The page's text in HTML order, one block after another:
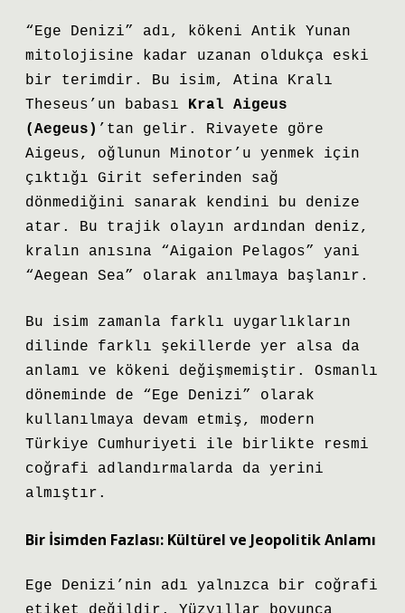
“Ege Denizi” adı, kökeni Antik Yunan
mitolojisine kadar uzanan oldukça eski
bir terimdir. Bu isim, Atina Kralı
Theseus’un babası Kral Aigeus
(Aegeus) ’tan gelir. Rivayete göre
Aigeus, oğlunun Minotor’u yenmek için
çıktığı Girit seferinden sağ
dönmediğini sanarak kendini bu denize
atar. Bu trajik olayın ardından deniz,
kralın anısına “Aigaion Pelagos” yani
“Aegean Sea” olarak anılmaya başlanır.
Bu isim zamanla farklı uygarlıkların
dilinde farklı şekillerde yer alsa da
anlamı ve kökeni değişmemiştir. Osmanlı
döneminde de “Ege Denizi” olarak
kullanılmaya devam etmiş, modern
Türkiye Cumhuriyeti ile birlikte resmi
coğrafi adlandırmalarda da yerini
almıştır.
Bir İsimden Fazlası: Kültürel ve Jeopolitik Anlamı
Ege Denizi’nin adı yalnızca bir coğrafi